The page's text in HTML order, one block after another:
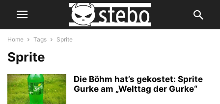
Home Tags Sprite
Sprite
Die Böhm hat’s gekostet: Sprite
Gurke am „Welttag der Gurke“